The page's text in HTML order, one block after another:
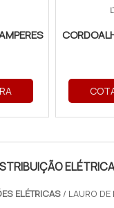
Elétricos é
ELÉTRICAS / LAURO DE